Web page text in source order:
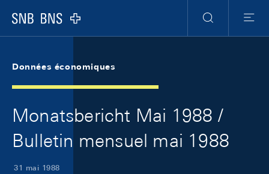
Logo
RechercheMenu
Données économiques
Monatsbericht Mai 1988 /
Bulletin mensuel mai 1988
31 mai 1988